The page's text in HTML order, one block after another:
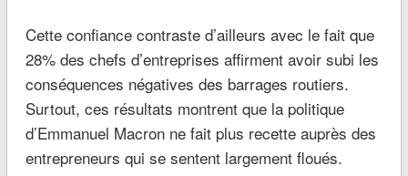
Cette confiance contraste d’ailleurs avec le fait que
28% des chefs d’entreprises affirment avoir subi les
conséquences négatives des barrages routiers.
Surtout, ces résultats montrent que la politique
d’Emmanuel Macron ne fait plus recette auprès des
entrepreneurs qui se sentent largement floués.